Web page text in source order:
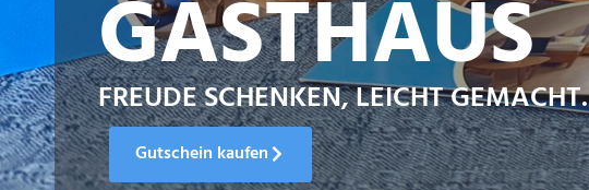
GASTHAUS
FREUDE SCHENKEN, LEICHT GEMACHT.
Gutschein kaufen